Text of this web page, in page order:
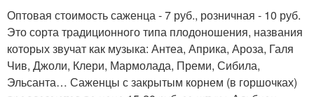
Оптовая стоимость саженца - 7 руб., розничная - 10 руб.
Это сорта традиционного типа плодоношения, названия
которых звучат как музыка: Антеа, Априка, Ароза, Галя
Чив, Джоли, Клери, Мармолада, Преми, Сибила,
Эльсанта… Саженцы с закрытым корнем (в горшочках)